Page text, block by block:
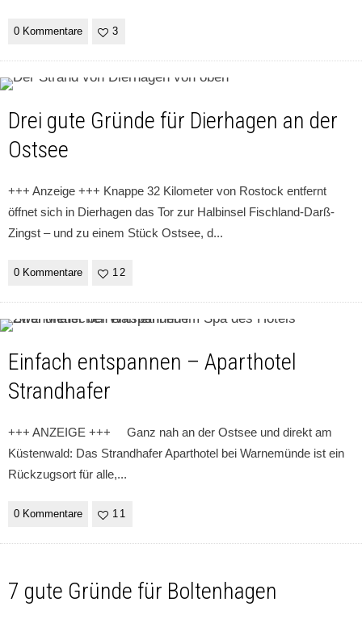
0 Kommentare 3
Drei gute Gründe für Dierhagen an der
Ostsee
+++ Anzeige +++ Knappe 32 Kilometer von Rostock entfernt
öffnet sich in Dierhagen das Tor zur Halbinsel Fischland-Darß-
Zingst – und zu einem Stück Ostsee, d...
0 Kommentare 12
Einfach entspannen – Aparthotel
Strandhafer
+++ ANZEIGE +++ Ganz nah an der Ostsee und direkt am
Küstenwald: Das Strandhafer Aparthotel bei Warnemünde ist ein
Rückzugsort für alle,...
0 Kommentare 11
7 gute Gründe für Boltenhagen